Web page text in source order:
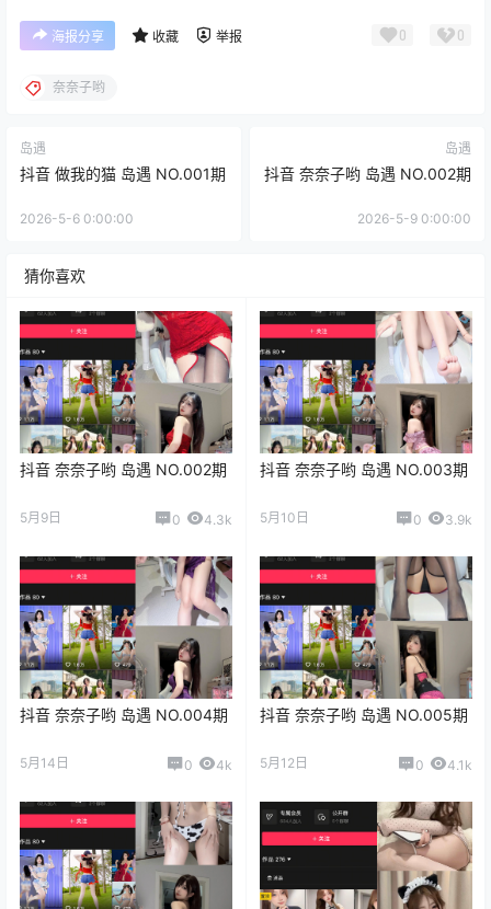
海报分享 收藏 举报 0 0
奈奈子哟
岛遇
抖音 做我的猫 岛遇 NO.001期
2026-5-6 0:00:00
岛遇
抖音 奈奈子哟 岛遇 NO.002期
2026-5-9 0:00:00
猜你喜欢
抖音 奈奈子哟 岛遇 NO.002期
5月9日 0 4.3k
抖音 奈奈子哟 岛遇 NO.003期
5月10日 0 3.9k
抖音 奈奈子哟 岛遇 NO.004期
5月14日 0 4k
抖音 奈奈子哟 岛遇 NO.005期
5月12日 0 4.1k